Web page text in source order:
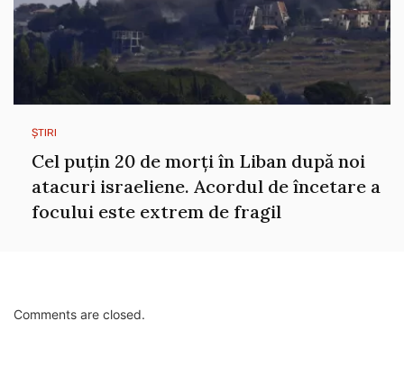
ȘTIRI
Cel puțin 20 de morți în Liban după noi
atacuri israeliene. Acordul de încetare a
focului este extrem de fragil
Comments are closed.